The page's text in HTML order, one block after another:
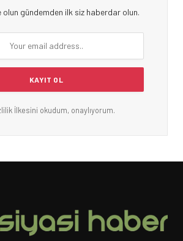
olun gündemden ilk siz haberdar olun.
İlkesini okudum, onaylıyorum.